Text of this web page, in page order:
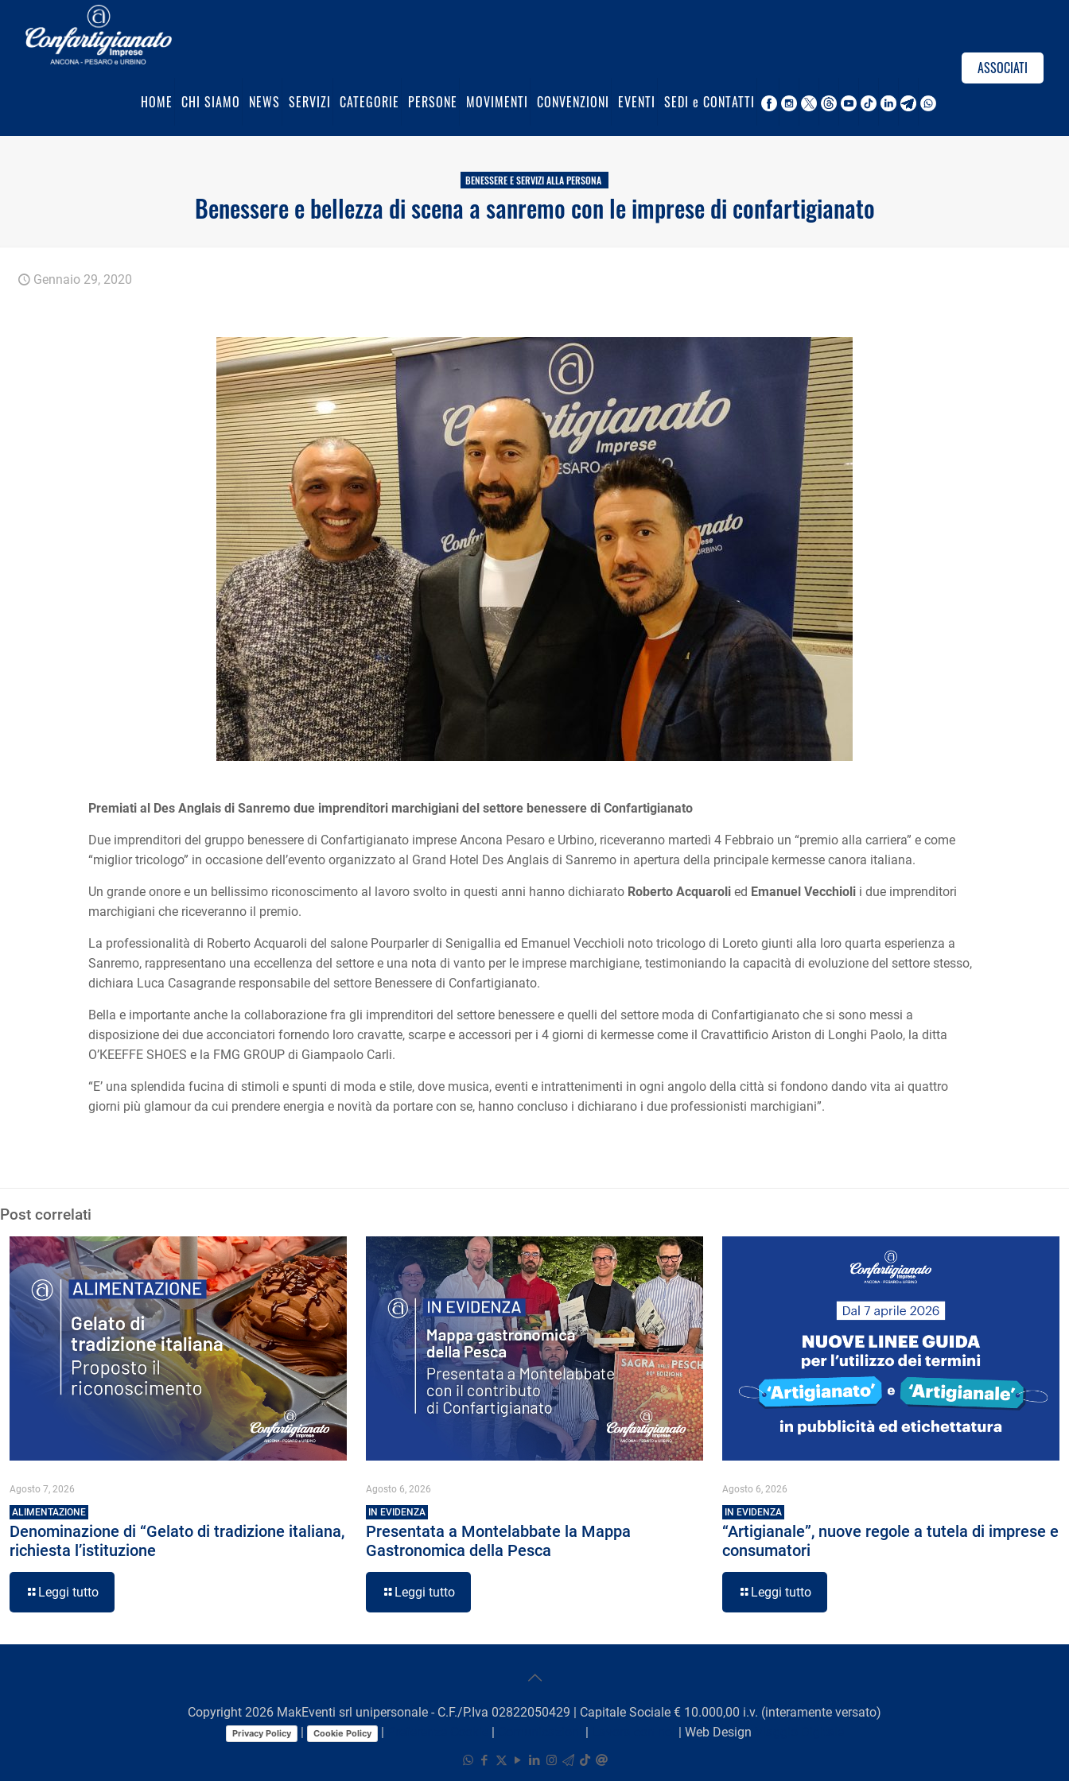
HOME CHI SIAMO NEWS SERVIZI CATEGORIE PERSONE MOVIMENTI CONVENZIONI EVENTI SEDI e CONTATTI
ASSOCIATI
BENESSERE E SERVIZI ALLA PERSONA
Benessere e bellezza di scena a sanremo con le imprese di confartigianato
Gennaio 29, 2020
Premiati al Des Anglais di Sanremo due imprenditori marchigiani del settore benessere di Confartigianato
Due imprenditori del gruppo benessere di Confartigianato imprese Ancona Pesaro e Urbino, riceveranno martedì 4 Febbraio un “premio alla carriera” e come
“miglior tricologo” in occasione dell’evento organizzato al Grand Hotel Des Anglais di Sanremo in apertura della principale kermesse canora italiana.
Un grande onore e un bellissimo riconoscimento al lavoro svolto in questi anni hanno dichiarato Roberto Acquaroli ed Emanuel Vecchioli i due imprenditori
marchigiani che riceveranno il premio.
La professionalità di Roberto Acquaroli del salone Pourparler di Senigallia ed Emanuel Vecchioli noto tricologo di Loreto giunti alla loro quarta esperienza a
Sanremo, rappresentano una eccellenza del settore e una nota di vanto per le imprese marchigiane, testimoniando la capacità di evoluzione del settore stesso,
dichiara Luca Casagrande responsabile del settore Benessere di Confartigianato.
Bella e importante anche la collaborazione fra gli imprenditori del settore benessere e quelli del settore moda di Confartigianato che si sono messi a
disposizione dei due acconciatori fornendo loro cravatte, scarpe e accessori per i 4 giorni di kermesse come il Cravattificio Ariston di Longhi Paolo, la ditta
O’KEEFFE SHOES e la FMG GROUP di Giampaolo Carli.
“E’ una splendida fucina di stimoli e spunti di moda e stile, dove musica, eventi e intrattenimenti in ogni angolo della città si fondono dando vita ai quattro
giorni più glamour da cui prendere energia e novità da portare con se, hanno concluso i dichiarano i due professionisti marchigiani”.
Post correlati
Agosto 7, 2026
ALIMENTAZIONE
Denominazione di “Gelato di tradizione italiana,
richiesta l’istituzione
Leggi tutto
Agosto 6, 2026
IN EVIDENZA
Presentata a Montelabbate la Mappa
Gastronomica della Pesca
Leggi tutto
Agosto 6, 2026
IN EVIDENZA
“Artigianale”, nuove regole a tutela di imprese e
consumatori
Leggi tutto
Copyright 2026 MakEventi srl unipersonale - C.F./P.Iva 02822050429 | Capitale Sociale € 10.000,00 i.v. (interamente versato)
Privacy Policy Cookie Policy | Web Design